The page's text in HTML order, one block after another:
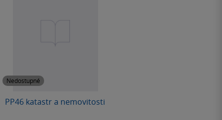
Nedostupné
PP46 katastr a nemovitosti